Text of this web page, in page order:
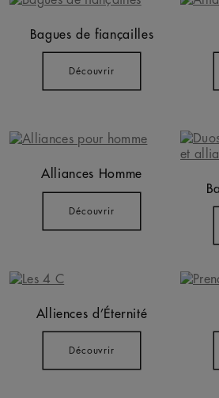
Bagues de fiançailles
Découvrir
Alliances Homme
Découvrir
Alliences d’Éternité
Découvrir